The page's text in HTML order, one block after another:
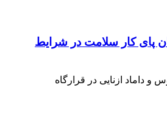
پای کار سلامت در شرایط